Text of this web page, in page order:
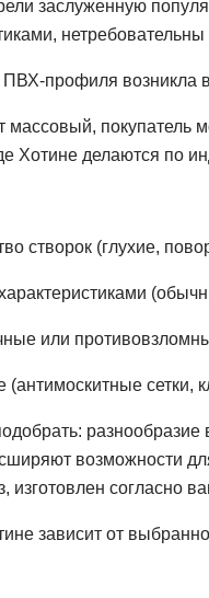
заслуженную
ПВХ-профиля
покупатель
Хотине делаются по
створок (глухие,
или
сетки,
возможности
изготовлен согласно
зависит от